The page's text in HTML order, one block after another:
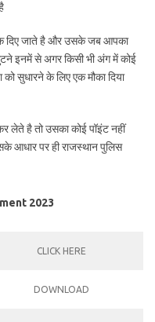
जाते है और उसके जब आपका
इनमें से अगर किसी भी अंग में कोई
सुधारने के लिए एक मौका दिया
है तो उसका कोई पॉइंट नहीं
आधार पर ही राजस्थान पुलिस
2023
CLICK HERE
DOWNLOAD